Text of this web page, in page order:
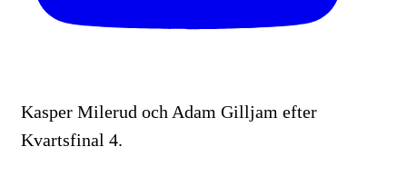
Kasper Milerud och Adam Gilljam efter
Kvartsfinal 4.